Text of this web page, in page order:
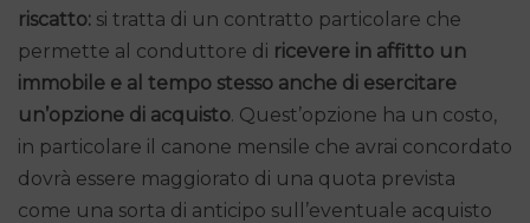
riscatto: si tratta di un contratto particolare che
permette al conduttore di ricevere in affitto un
immobile e al tempo stesso anche di esercitare
un’opzione di acquisto. Quest’opzione ha un costo,
in particolare il canone mensile che avrai concordato
dovrà essere maggiorato di una quota prevista
come una sorta di anticipo sull’eventuale acquisto